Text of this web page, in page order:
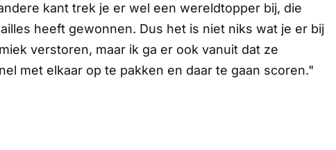
kant trek je er wel een wereldtopper bij, die
heeft gewonnen. Dus het is niet niks wat je er bij
verstoren, maar ik ga er ook vanuit dat ze
met elkaar op te pakken en daar te gaan scoren."